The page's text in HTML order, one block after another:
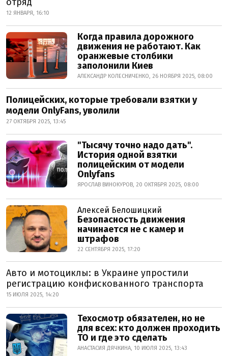
12 ЯНВАРЯ, 16:10
Когда правила дорожного
движения не работают. Как
оранжевые столбики
заполонили Киев
АЛЕКСАНДР КОЛЕСНИЧЕНКО, 26 НОЯБРЯ 2025, 08:00
Полицейских, которые требовали взятки у
модели OnlyFans, уволили
27 ОКТЯБРЯ 2025, 13:45
"Тысячу точно надо дать".
История одной взятки
полицейским от модели
Onlyfans
ЯРОСЛАВ ВИНОКУРОВ, 20 ОКТЯБРЯ 2025, 08:00
Алексей Белошицкий
Безопасность движения
начинается не с камер и
штрафов
22 СЕНТЯБРЯ 2025, 17:20
Авто и мотоциклы: в Украине упростили
регистрацию конфискованного транспорта
15 ИЮЛЯ 2025, 14:20
Техосмотр обязателен, но не
для всех: кто должен проходить
ТО и где это сделать
АНАСТАСИЯ ДЯЧКИНА, 10 ИЮЛЯ 2025, 13:43